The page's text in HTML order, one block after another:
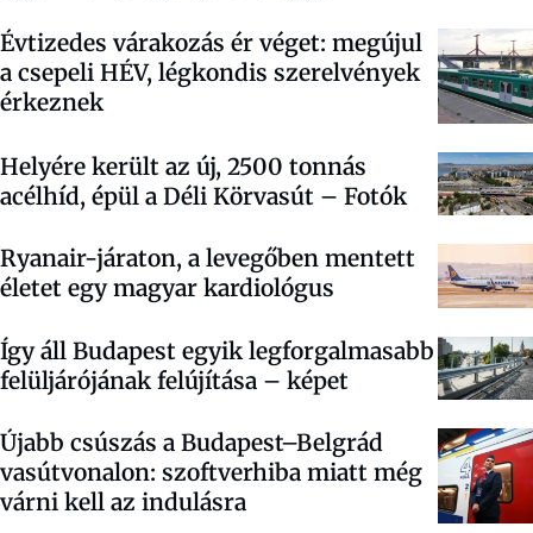
Évtizedes várakozás ér véget: megújul
a csepeli HÉV, légkondis szerelvények
érkeznek
Helyére került az új, 2500 tonnás
acélhíd, épül a Déli Körvasút – Fotók
Ryanair-járaton, a levegőben mentett
életet egy magyar kardiológus
Így áll Budapest egyik legforgalmasabb
felüljárójának felújítása – képet
Újabb csúszás a Budapest–Belgrád
vasútvonalon: szoftverhiba miatt még
várni kell az indulásra